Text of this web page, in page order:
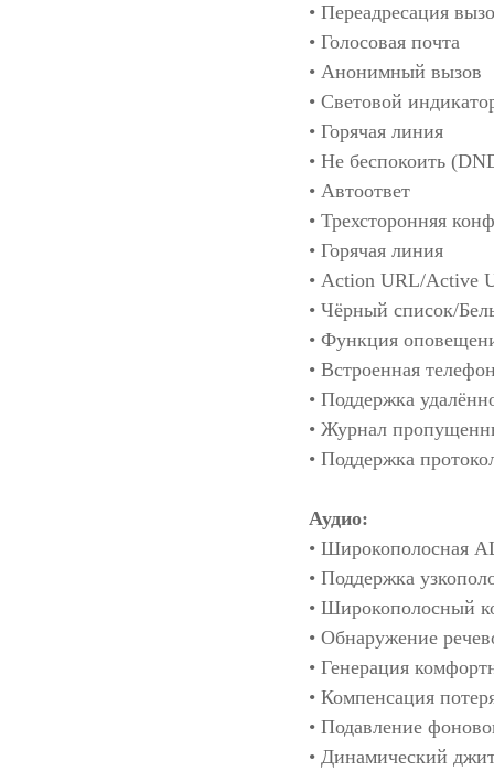
• Переадресация
• Голосовая почта
• Анонимный вызов
• Световой
• Горячая линия
• Не беспокоить
• Автоответ
• Трехсторонняя
• Горячая линия
• Action URL/Active
• Чёрный список/
• Функция
• Встроенная
• Поддержка
• Журнал
• Поддержка
Аудио:
• Широкополосная
• Поддержка
• Широкополосный
• Обнаружение
• Генерация
• Компенсация
• Подавление
• Динамический